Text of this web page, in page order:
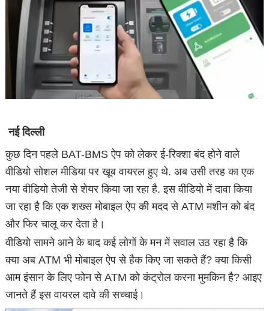
नई दिल्ली
कुछ दिन पहले BAT-BMS ऐप को लेकर ई-रिक्शा बंद होने वाले
वीडियो सोशल मीडिया पर खूब वायरल हुए थे. अब उसी तरह का एक
नया वीडियो तेजी से शेयर किया जा रहा है. इस वीडियो में दावा किया
जा रहा है कि एक शख्स मोबाइल ऐप की मदद से ATM मशीन को बंद
और फिर चालू कर देता है।
वीडियो सामने आने के बाद कई लोगों के मन में सवाल उठ रहा है कि
क्या अब ATM भी मोबाइल ऐप से हैक किए जा सकते हैं? क्या किसी
आम इंसान के लिए फोन से ATM को कंट्रोल करना मुमकिन है? आइए
जानते हैं इस वायरल दावे की सच्चाई।